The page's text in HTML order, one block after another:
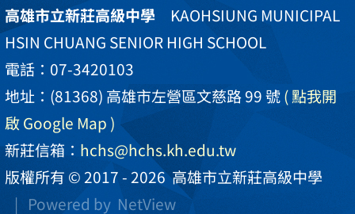
高雄市立新莊高級中學 KAOHSIUNG MUNICIPAL
HSIN CHUANG SENIOR HIGH SCHOOL
電話：07-3420103
地址：(81368) 高雄市左營區文慈路 99 號( 點我開
啟 Google Map )
新莊信箱： hchs@hchs.kh.edu.tw
版權所有 © 2017 - 2026高雄市立新莊高級中學
| Powered by NetView